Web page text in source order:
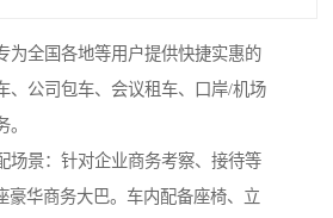
为全国各地等用户提供快捷实惠的
、公司包车、会议租车、口岸/机场
场景：针对企业商务考察、接待等
豪华商务大巴。车内配备座椅、立